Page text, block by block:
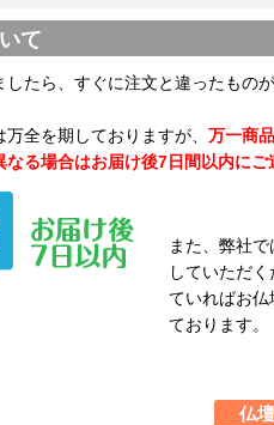
て
したら、すぐに注文と違ったもの
全を期しておりますが、 万一商
る場合はお届け後7日間以内にご
また、弊社
していただ
ていればお仏
ております。
仏